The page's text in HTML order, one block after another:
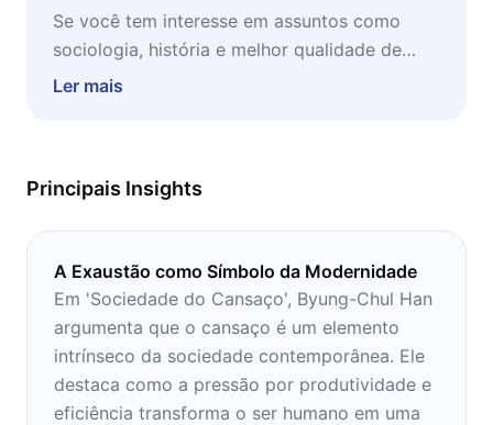
Se você tem interesse em assuntos como
sociologia, história e melhor qualidade de
vida, esse livro é mais que recomendado.
Ler mais
Principais Insights
A Exaustão como Símbolo da Modernidade
Em 'Sociedade do Cansaço', Byung-Chul Han
argumenta que o cansaço é um elemento
intrínseco da sociedade contemporânea. Ele
destaca como a pressão por produtividade e
eficiência transforma o ser humano em uma